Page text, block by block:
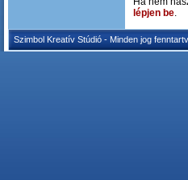
lépjen be.
Szimbol Kreatív Stúdió - Minden jog